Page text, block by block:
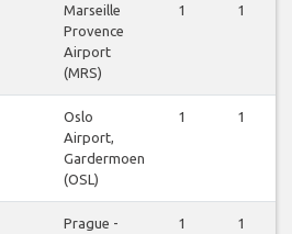
Marseille
Provence
Airport
(MRS)
1 1
Oslo
Airport,
Gardermoen
(OSL)
1 1
Prague -
1 1